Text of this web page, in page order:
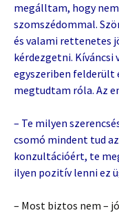
megálltam, hogy
szomszédommal.
és valami rettenetes
kérdezgetni.
egyszeriben felderült
megtudtam róla. Az
– Te milyen
csomó mindent tud
konzultációért, te
ilyen pozitív lenni ez
– Most biztos nem –